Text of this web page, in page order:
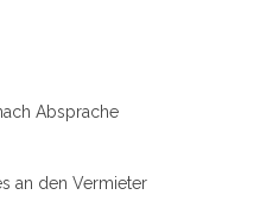
Absprache
an den Vermieter